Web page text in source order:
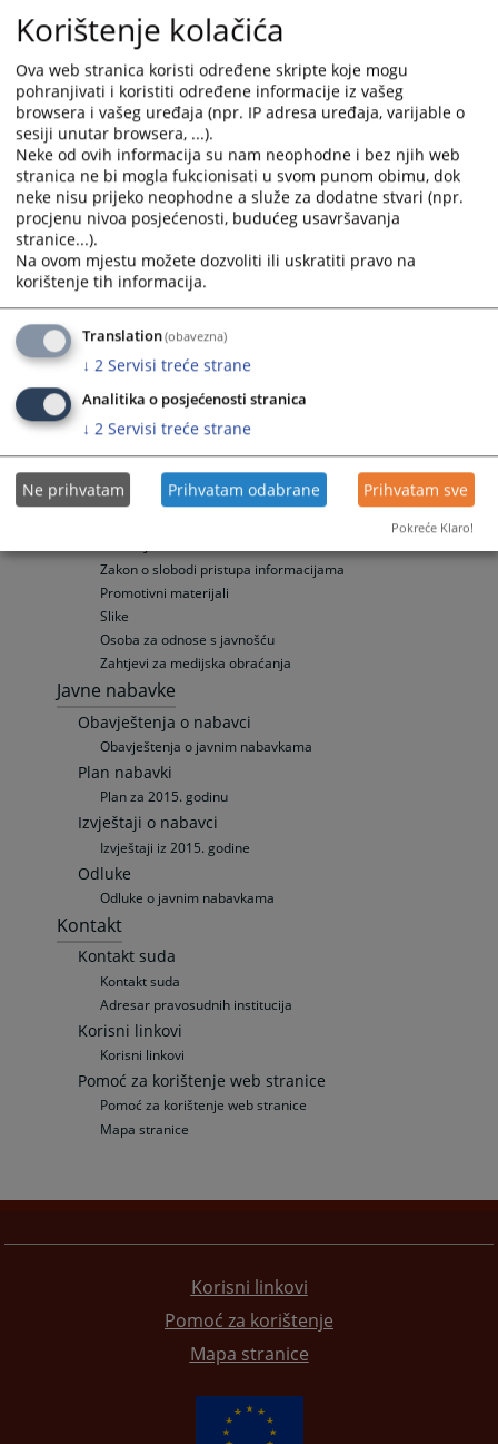
Sudske takse
Pozivi
Zakon i propisi o privrednim društvima
Sudski vještaci i tumači
Pravna pomoć
Raspored suđenja
Raspored suđenja
Elektronska oglasna tabla
Upražnjene pozicije
Opšte informacije
Objavljene pozicije
Vaša pitanja
Često postavljana pitanja
Često postavljana pitanja
Rad registra privrednih subjekata
Odnosi s javnošću
Vijesti
Aktuelnosti
Zakon o slobodi pristupa informacijama
Promotivni materijali
Slike
Osoba za odnose s javnošću
Zahtjevi za medijska obraćanja
Javne nabavke
Obavještenja o nabavci
Obavještenja o javnim nabavkama
Plan nabavki
Plan za 2015. godinu
Izvještaji o nabavci
Izvještaji iz 2015. godine
Odluke
Odluke o javnim nabavkama
Kontakt
Kontakt suda
Kontakt suda
Adresar pravosudnih institucija
Korisni linkovi
Korisni linkovi
Pomoć za korištenje web stranice
Pomoć za korištenje web stranice
Mapa stranice
Korisni linkovi
Pomoć za korištenje
Mapa stranice
Korištenje kolačića
Ova web stranica koristi određene skripte koje mogu
pohranjivati i koristiti određene informacije iz vašeg
browsera i vašeg uređaja (npr. IP adresa uređaja, varijable o
sesiji unutar browsera, ...).
Neke od ovih informacija su nam neophodne i bez njih web
stranica ne bi mogla fukcionisati u svom punom obimu, dok
neke nisu prijeko neophodne a služe za dodatne stvari (npr.
procjenu nivoa posjećenosti, budućeg usavršavanja
stranice...).
Na ovom mjestu možete dozvoliti ili uskratiti pravo na
korištenje tih informacija.
Translation(obavezna)
↓ 2 Servisi treće strane
Analitika o posjećenosti stranica
↓ 2 Servisi treće strane
Ne prihvatam Prihvatam odabrane Prihvatam sve
Pokreće Klaro!